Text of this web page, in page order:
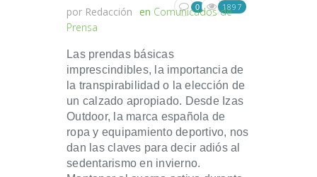
por Redacción en Comunicados de
Prensa
0 1897
Las prendas básicas
imprescindibles, la importancia de
la transpirabilidad o la elección de
un calzado apropiado. Desde Izas
Outdoor, la marca española de
ropa y equipamiento deportivo, nos
dan las claves para decir adiós al
sedentarismo en invierno.